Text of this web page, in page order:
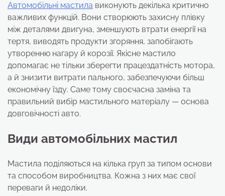
Aвтомобільні мастила виконують декілька критично
важливих функцій. Вони створюють захисну плівку
між деталями двигуна, зменшують втрати енергії на
тертя, виводять продукти згоряння, запобігають
утворенню нагару й корозії. Якісне мастило
допомагає не тільки зберегти працездатність мотора,
а й знизити витрати пального, забезпечуючи більш
економічну їзду. Саме тому своєчасна заміна та
правильний вибір мастильного матеріалу — основа
довговічності авто.
Види автомобільних мастил
Мастила поділяються на кілька груп за типом основи
та способом виробництва. Кожна з них має свої
переваги й недоліки.